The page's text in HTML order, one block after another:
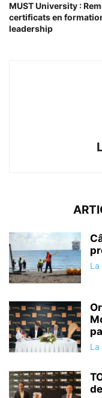
MUST University :
certificats en
leadership
La
La